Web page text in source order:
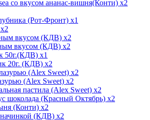
x2
x1
x2
x2
x2
x1
x2
x2
x2
x2
x2
x2
x2